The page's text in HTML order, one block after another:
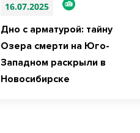
16.07.2025
Дно с арматурой: тайну
Озера смерти на Юго-
Западном раскрыли в
Новосибирске